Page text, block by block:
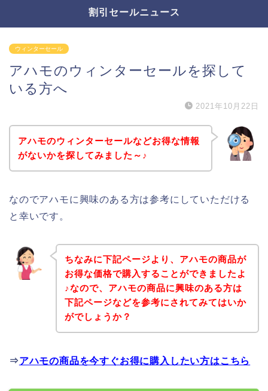
割引セールニュース
ウィンターセール
アハモのウィンターセールを探して
いる方へ
2021年10月22日
アハモのウィンターセールなどお得な情報
がないかを探してみました～♪
なのでアハモに興味のある方は参考にしていただける
と幸いです。
ちなみに下記ページより、アハモの商品が
お得な価格で購入することができましたよ
♪なので、アハモの商品に興味のある方は
下記ページなどを参考にされてみてはいか
がでしょうか？
⇒アハモの商品を今すぐお得に購入したい方はこちら